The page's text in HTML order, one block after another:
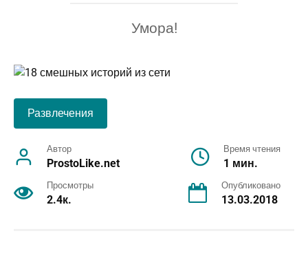
Умора!
Развлечения
Автор
ProstoLike.net
Время чтения
1 мин.
Просмотры
2.4к.
Опубликовано
13.03.2018